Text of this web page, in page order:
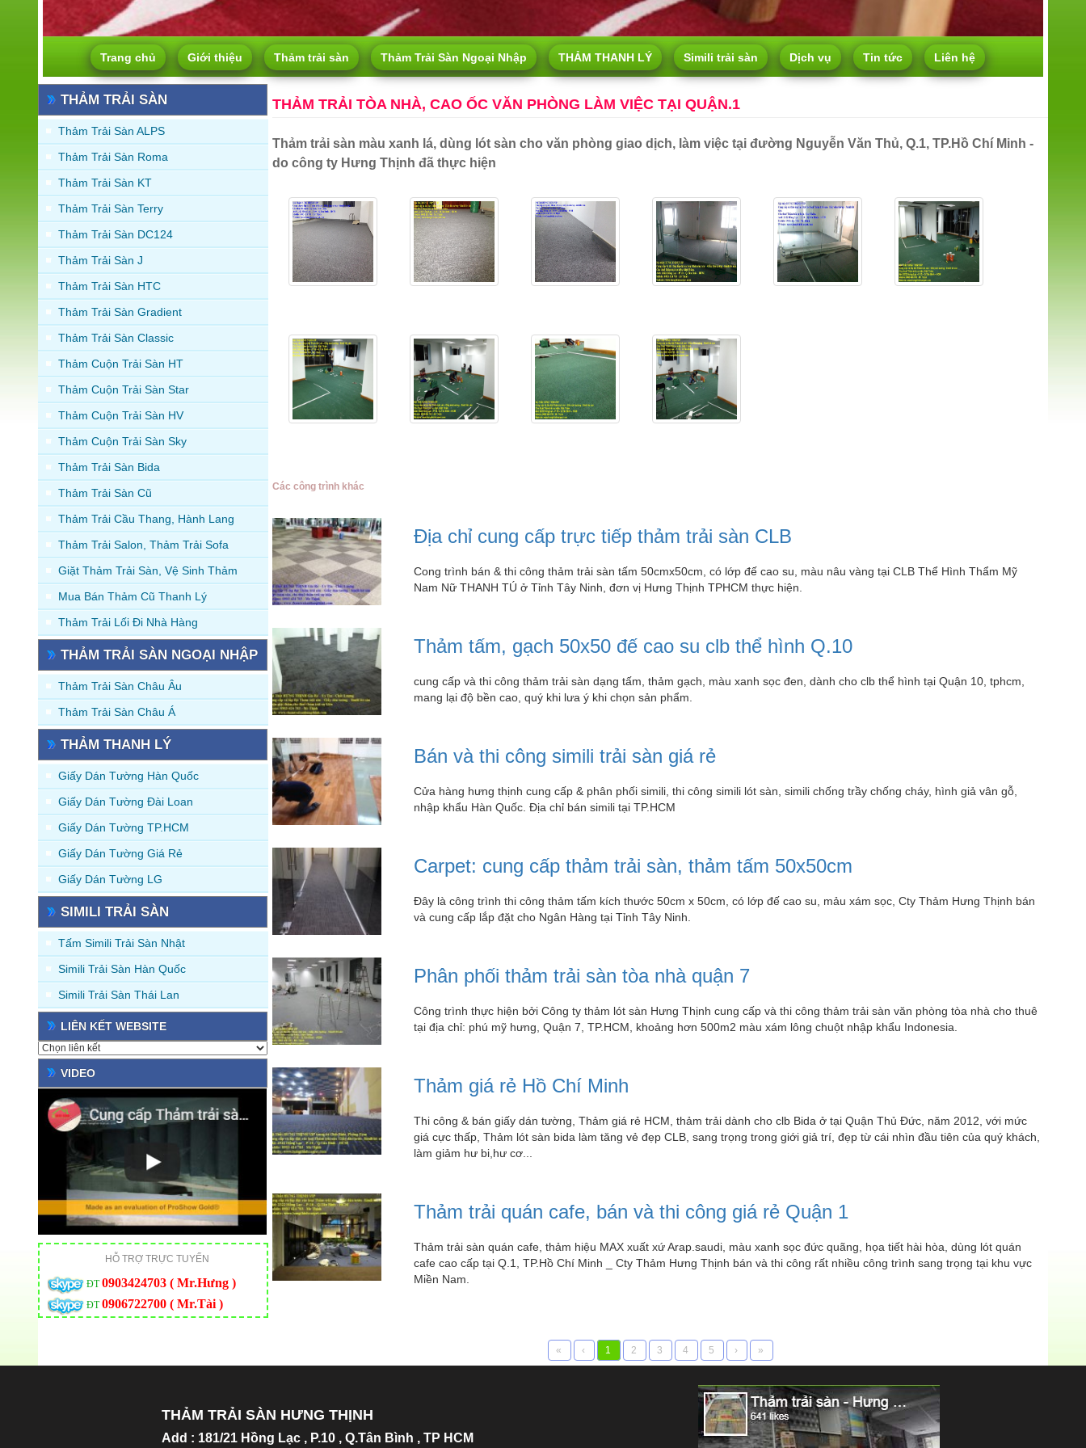
Trang chủ Giới thiệu Thảm trải sàn Thảm Trải Sàn Ngoại Nhập THẢM THANH LÝ Simili trải sàn Dịch vụ Tin tức Liên hệ
THẢM TRẢI SÀN
Thảm Trải Sàn ALPS
Thảm Trải Sàn Roma
Thảm Trải Sàn KT
Thảm Trải Sàn Terry
Thảm Trải Sàn DC124
Thảm Trải Sàn J
Thảm Trải Sàn HTC
Thảm Trải Sàn Gradient
Thảm Trải Sàn Classic
Thảm Cuộn Trải Sàn HT
Thảm Cuộn Trải Sàn Star
Thảm Cuộn Trải Sàn HV
Thảm Cuộn Trải Sàn Sky
Thảm Trải Sàn Bida
Thảm Trải Sàn Cũ
Thảm Trải Cầu Thang, Hành Lang
Thảm Trải Salon, Thảm Trải Sofa
Giặt Thảm Trải Sàn, Vệ Sinh Thảm
Mua Bán Thảm Cũ Thanh Lý
Thảm Trải Lối Đi Nhà Hàng
THẢM TRẢI SÀN NGOẠI NHẬP
Thảm Trải Sàn Châu Âu
Thảm Trải Sàn Châu Á
THẢM THANH LÝ
Giấy Dán Tường Hàn Quốc
Giấy Dán Tường Đài Loan
Giấy Dán Tường TP.HCM
Giấy Dán Tường Giá Rẻ
Giấy Dán Tường LG
SIMILI TRẢI SÀN
Tấm Simili Trải Sàn Nhật
Simili Trải Sàn Hàn Quốc
Simili Trải Sàn Thái Lan
LIÊN KẾT WEBSITE
VIDEO
HỖ TRỢ TRỰC TUYẾN
ĐT0903424703 ( Mr.Hưng )
ĐT0906722700 ( Mr.Tài )
THẢM TRẢI TÒA NHÀ, CAO ỐC VĂN PHÒNG LÀM VIỆC TẠI QUẬN.1
Thảm trải sàn màu xanh lá, dùng lót sàn cho văn phòng giao dịch, làm việc tại đường Nguyễn Văn Thủ, Q.1, TP.Hồ Chí Minh -
do công ty Hưng Thịnh đã thực hiện
Các công trình khác
Địa chỉ cung cấp trực tiếp thảm trải sàn CLB
Cong trình bán & thi công thảm trải sàn tấm 50cmx50cm, có lớp đế cao su, màu nâu vàng tại CLB Thể Hình Thẩm Mỹ
Nam Nữ THANH TÚ ở Tỉnh Tây Ninh, đơn vị Hưng Thịnh TPHCM thực hiện.
Thảm tấm, gạch 50x50 đế cao su clb thể hình Q.10
cung cấp và thi công thảm trải sàn dạng tấm, thảm gạch, màu xanh sọc đen, dành cho clb thể hình tại Quận 10, tphcm,
mang lại độ bền cao, quý khi lưa ý khi chọn sản phẩm.
Bán và thi công simili trải sàn giá rẻ
Cửa hàng hưng thịnh cung cấp & phân phối simili, thi công simili lót sàn, simili chống trầy chống cháy, hình giả vân gỗ,
nhập khẩu Hàn Quốc. Địa chỉ bán simili tại TP.HCM
Carpet: cung cấp thảm trải sàn, thảm tấm 50x50cm
Đây là công trình thi công thảm tấm kích thước 50cm x 50cm, có lớp đế cao su, mảu xám sọc, Cty Thảm Hưng Thịnh bán
và cung cấp lắp đặt cho Ngân Hàng tại Tỉnh Tây Ninh.
Phân phối thảm trải sàn tòa nhà quận 7
Công trình thực hiện bởi Công ty thảm lót sàn Hưng Thịnh cung cấp và thi công thảm trải sàn văn phòng tòa nhà cho thuê
tại địa chỉ: phú mỹ hưng, Quận 7, TP.HCM, khoảng hơn 500m2 màu xám lông chuột nhập khẩu Indonesia.
Thảm giá rẻ Hồ Chí Minh
Thi công & bán giấy dán tường, Thảm giá rẻ HCM, thảm trải dành cho clb Bida ở tại Quận Thủ Đức, năm 2012, với mức
giá cực thấp, Thảm lót sàn bida làm tăng vẻ đẹp CLB, sang trọng trong giới giả trí, đẹp từ cái nhìn đầu tiên của quý khách,
làm giảm hư bi,hư cơ...
Thảm trải quán cafe, bán và thi công giá rẻ Quận 1
Thảm trải sàn quán cafe, thảm hiệu MAX xuất xứ Arap.saudi, màu xanh sọc đức quãng, họa tiết hài hòa, dùng lót quán
cafe cao cấp tại Q.1, TP.Hồ Chí Minh _ Cty Thảm Hưng Thịnh bán và thi công rất nhiều công trình sang trọng tại khu vực
Miền Nam.
« ‹ 1 2 3 4 5 › »
THẢM TRẢI SÀN HƯNG THỊNH
Add : 181/21 Hồng Lạc , P.10 , Q.Tân Bình , TP HCM